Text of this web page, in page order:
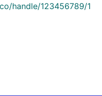
handle/123456789/1